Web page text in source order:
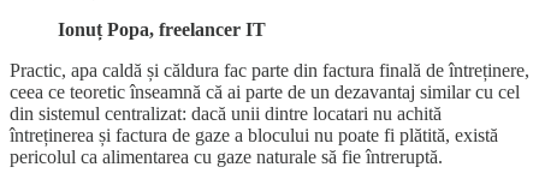
Ionuț Popa, freelancer IT
Practic, apa caldă și căldura fac parte din factura finală de întreținere,
ceea ce teoretic înseamnă că ai parte de un dezavantaj similar cu cel
din sistemul centralizat: dacă unii dintre locatari nu achită
întreținerea și factura de gaze a blocului nu poate fi plătită, există
pericolul ca alimentarea cu gaze naturale să fie întreruptă.